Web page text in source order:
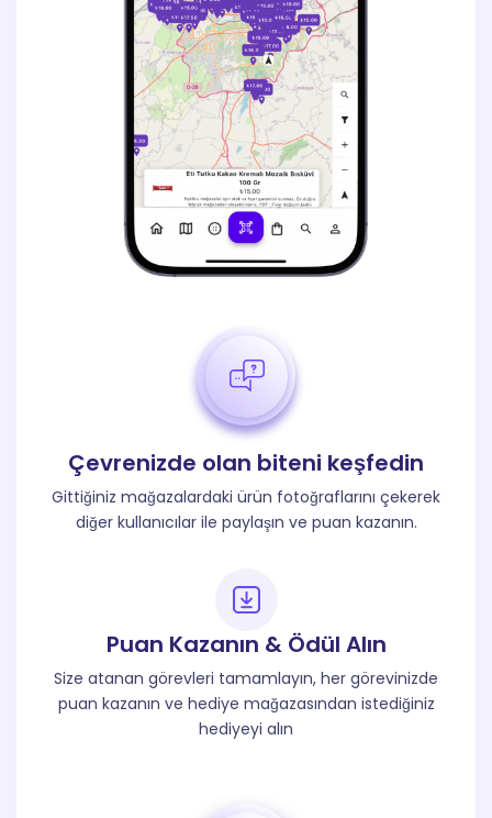
Çevrenizde olan biteni keşfedin
Gittiğiniz mağazalardaki ürün fotoğraflarını çekerek
diğer kullanıcılar ile paylaşın ve puan kazanın.
Puan Kazanın & Ödül Alın
Size atanan görevleri tamamlayın, her görevinizde
puan kazanın ve hediye mağazasından istediğiniz
hediyeyi alın